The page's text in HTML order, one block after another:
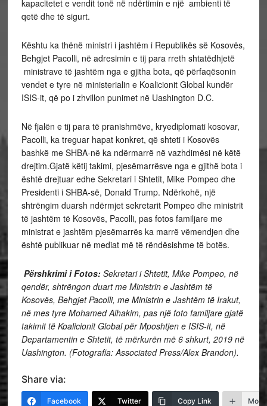
kapacitetet e vendit tonë në ndërtimin e një ambienti të
qetë dhe të sigurt.
Kështu ka thënë ministri i jashtëm i Republikës së Kosovës,
Behgjet Pacolli, në adresimin e tij para rreth shtatëdhjetë
ministrave të jashtëm nga e gjitha bota, që përfaqësonin
vendet e tyre në ministerialin e Koalicionit Global kundër
ISIS-it, që po i zhvillon punimet në Uashington D.C.
Në fjalën e tij para të pranishmëve, kryediplomati kosovar,
Pacolli, ka treguar hapat konkret, që shteti i Kosovës
bashkë me SHBA-në ka ndërmarrë në vazhdimësi në këtë
drejtim.Gjatë këtij takimi, pjesëmarrësve nga e gjithë bota i
është drejtuar edhe Sekretari i Shtetit, Mike Pompeo dhe
Presidenti i SHBA-së, Donald Trump. Ndërkohë, një
shtrëngim duarsh ndërmjet sekretarit Pompeo dhe ministrit
të jashtëm të Kosovës, Pacolli, pas fotos familjare me
ministrat e jashtëm pjesëmarrës ka marrë vëmendjen dhe
është publikuar në mediat më të rëndësishme të botës.
Përshkrimi i Fotos: Sekretari i Shtetit, Mike Pompeo, në
qendër, shtrëngon duart me Ministrin e Jashtëm të
Kosovës, Behgjet Pacolli, me Ministrin e Jashtëm të Irakut,
në mes tyre Mohamed Alhakim, pas një foto familjare gjatë
takimit të Koalicionit Global për Mposhtjen e ISIS-it, në
Departamentin e Shtetit, të mërkurën më 6 shkurt, 2019 në
Uashington. (Fotografia: Associated Press/Alex Brandon).
Share via:
Facebook Twitter Copy Link More